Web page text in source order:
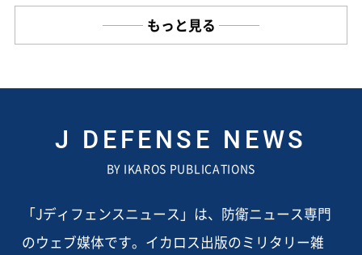
もっと見る
J DEFENSE NEWS
BY IKAROS PUBLICATIONS
「Jディフェンスニュース」は、防衛ニュース専門
のウェブ媒体です。イカロス出版のミリタリー雑